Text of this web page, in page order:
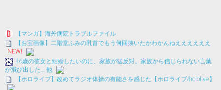
【マンガ】海外病院トラブルファイル
【お宝画像】二階堂ふみの乳首でもう何回抜いたかわかんねええええええ
NEW!
36歳の彼女と結婚したいのに、家族が猛反対。家族から信じられない言葉
が飛び出した… 他
【ホロライブ】改めてラジオ体操の有能さを感じた【ホロライブ/hololive】